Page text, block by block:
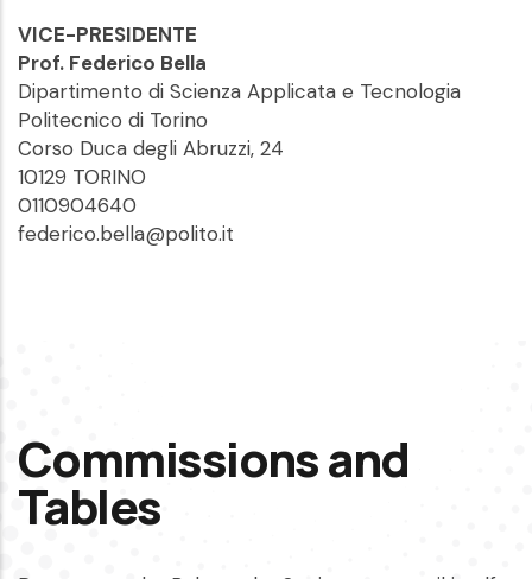
VICE-PRESIDENTE
Prof. Federico Bella
Dipartimento di Scienza Applicata e Tecnologia
Politecnico di Torino
Corso Duca degli Abruzzi, 24
10129 TORINO
0110904640
federico.bella@polito.it
Commissions and
Tables